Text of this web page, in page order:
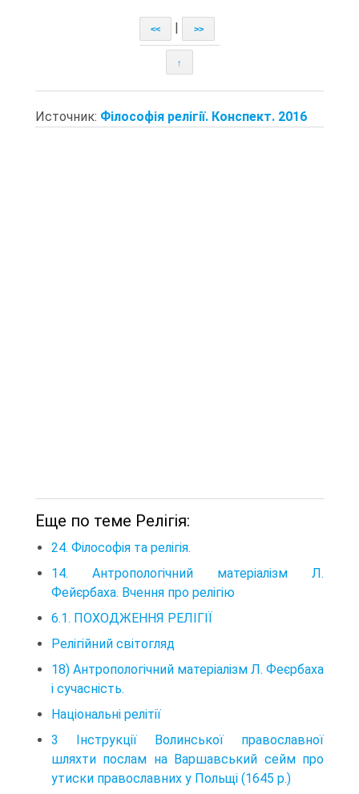
<< >>
↑
Источник: Філософія релігії. Конспект. 2016
Еще по теме Релігія:
24. Філософія та релігія.
14. Антропологічний матеріалізм Л.
Фейєрбаха. Вчення про релігію
6.1. ПОХОДЖЕННЯ РЕЛІГІЇ
Релігійний світогляд
18) Антропологічний матеріалізм Л. Феєрбаха
і сучасність.
Національні релітії
3 Інструкції Волинської православної
шляхти послам на Варшавський сейм про
утиски православних у Польщі (1645 p.)